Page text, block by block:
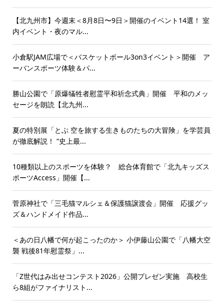
【北九州市】今週末＜8月8日〜9日＞開催のイベント14選！ 室
内イベント・夜のマル...
小倉駅JAM広場で＜バスケットボール3on3イベント＞開催 ア
ーバンスポーツ体験＆パ...
勝山公園で「原爆犠牲者慰霊平和祈念式典」開催 平和のメッ
セージを朗読【北九州...
夏の特別展「とぶ 空を旅する生きものたちの大冒険」を学芸員
が徹底解説！ “史上最...
10種類以上のスポーツを体験？ 総合体育館で「北九キッズス
ポーツAccess」開催【...
菅原神社で「三毛猫マルシェ＆保護猫譲渡会」開催 応援グッ
ズ＆ハンドメイド作品...
＜あの日八幡で何が起こったのか＞ 小伊藤山公園で「八幡大空
襲 戦後81年慰霊祭」...
「Z世代はみ出せコンテスト2026」公開プレゼン実施 高校生
ら8組がファイナリスト...